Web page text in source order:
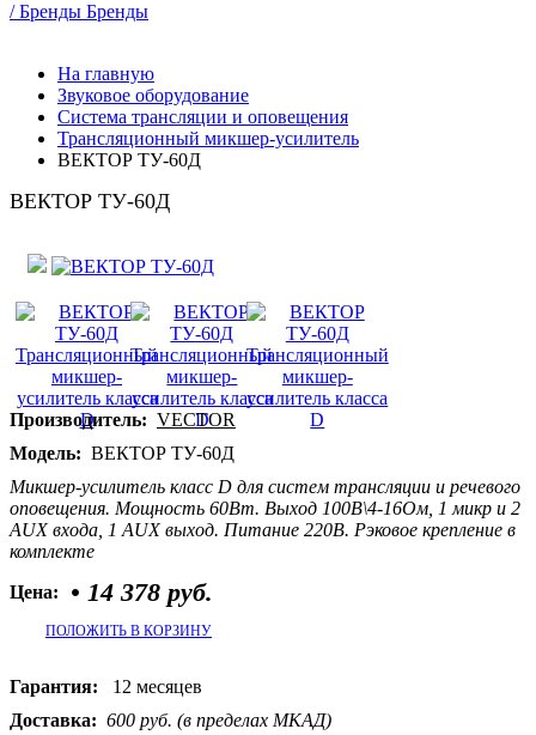
/ Бренды Бренды
На главную
Звуковое оборудование
Система трансляции и оповещения
Трансляционный микшер-усилитель
ВЕКТОР ТУ-60Д
ВЕКТОР ТУ-60Д
Производитель: VECTOR
Модель: ВЕКТОР ТУ-60Д
Микшер-усилитель класс D для систем трансляции и речевого
оповещения. Мощность 60Вт. Выход 100В\4-16Ом, 1 микр и 2
AUX входа, 1 AUX выход. Питание 220В. Рэковое крепление в
комплекте
Цена:
• 14 378 руб.
ПОЛОЖИТЬ В КОРЗИНУ
Гарантия: 12 месяцев
Доставка: 600 руб. (в пределах МКАД)